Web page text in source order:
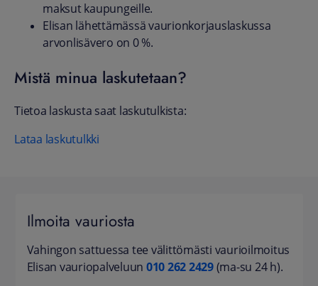
maksut kaupungeille.
Elisan lähettämässä vaurionkorjauslaskussa
arvonlisävero on 0 %.
Mistä minua laskutetaan?
Tietoa laskusta saat laskutulkista:
Lataa laskutulkki
Ilmoita vauriosta
Vahingon sattuessa tee välittömästi vaurioilmoitus
Elisan vauriopalveluun 010 262 2429(ma-su 24 h).